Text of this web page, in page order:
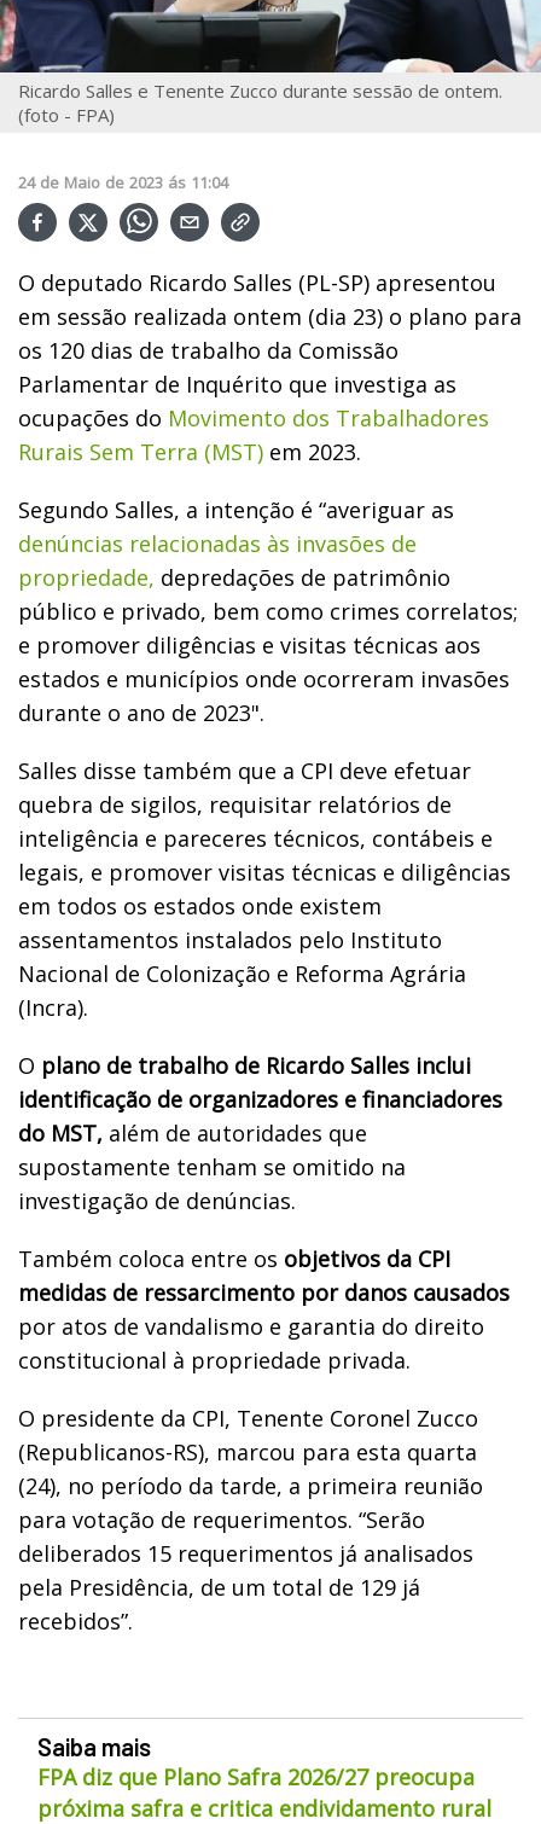
Ricardo Salles e Tenente Zucco durante sessão de ontem.
(foto - FPA)
24 de Maio de 2023 ás 11:04
O deputado Ricardo Salles (PL-SP) apresentou
em sessão realizada ontem (dia 23) o plano para
os 120 dias de trabalho da Comissão
Parlamentar de Inquérito que investiga as
ocupações do Movimento dos Trabalhadores
Rurais Sem Terra (MST) em 2023.
Segundo Salles, a intenção é “averiguar as
denúncias relacionadas às invasões de
propriedade, depredações de patrimônio
público e privado, bem como crimes correlatos;
e promover diligências e visitas técnicas aos
estados e municípios onde ocorreram invasões
durante o ano de 2023".
Salles disse também que a CPI deve efetuar
quebra de sigilos, requisitar relatórios de
inteligência e pareceres técnicos, contábeis e
legais, e promover visitas técnicas e diligências
em todos os estados onde existem
assentamentos instalados pelo Instituto
Nacional de Colonização e Reforma Agrária
(Incra).
O plano de trabalho de Ricardo Salles inclui
identificação de organizadores e financiadores
do MST, além de autoridades que
supostamente tenham se omitido na
investigação de denúncias.
Também coloca entre os objetivos da CPI
medidas de ressarcimento por danos causados
por atos de vandalismo e garantia do direito
constitucional à propriedade privada.
O presidente da CPI, Tenente Coronel Zucco
(Republicanos-RS), marcou para esta quarta
(24), no período da tarde, a primeira reunião
para votação de requerimentos. “Serão
deliberados 15 requerimentos já analisados
pela Presidência, de um total de 129 já
recebidos”.
Saiba mais
FPA diz que Plano Safra 2026/27 preocupa
próxima safra e critica endividamento rural